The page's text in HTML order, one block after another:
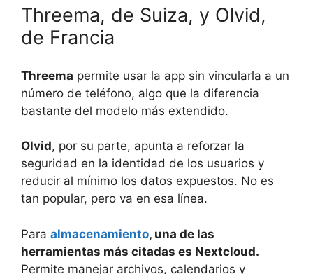
Threema, de Suiza, y Olvid,
de Francia
Threema permite usar la app sin vincularla a un
número de teléfono, algo que la diferencia
bastante del modelo más extendido.
Olvid, por su parte, apunta a reforzar la
seguridad en la identidad de los usuarios y
reducir al mínimo los datos expuestos. No es
tan popular, pero va en esa línea.
Para almacenamiento, una de las
herramientas más citadas es Nextcloud.
Permite manejar archivos, calendarios y